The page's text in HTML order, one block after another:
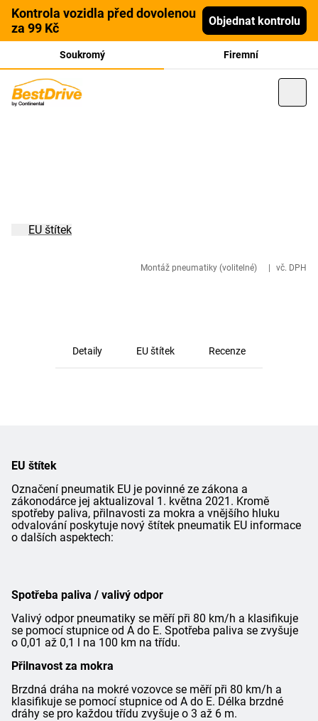
Kontrola vozidla před dovolenou
za 99 Kč
Objednat kontrolu
Soukromý Firemní
Montáž pneumatiky (volitelné) vč. DPH
EU štítek
Detaily EU štítek Recenze
EU štítek
Označení pneumatik EU je povinné ze zákona a
zákonodárce jej aktualizoval 1. května 2021. Kromě
spotřeby paliva, přilnavosti za mokra a vnějšího hluku
odvalování poskytuje nový štítek pneumatik EU informace
o dalších aspektech:
Spotřeba paliva / valivý odpor
Valivý odpor pneumatiky se měří při 80 km/h a klasifikuje
se pomocí stupnice od A do E. Spotřeba paliva se zvyšuje
o 0,01 až 0,1 l na 100 km na třídu.
Přilnavost za mokra
Brzdná dráha na mokré vozovce se měří při 80 km/h a
klasifikuje se pomocí stupnice od A do E. Délka brzdné
dráhy se pro každou třídu zvyšuje o 3 až 6 m.